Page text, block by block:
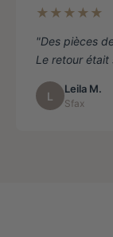
★★★★★
"Des pièces
Le retour
L
Leila M.
Sfax